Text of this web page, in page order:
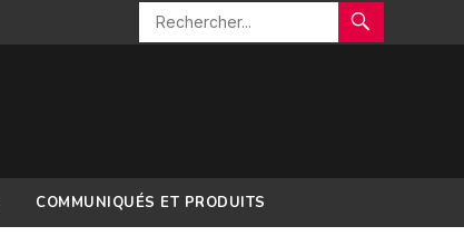
COMMUNIQUÉS ET PRODUITS